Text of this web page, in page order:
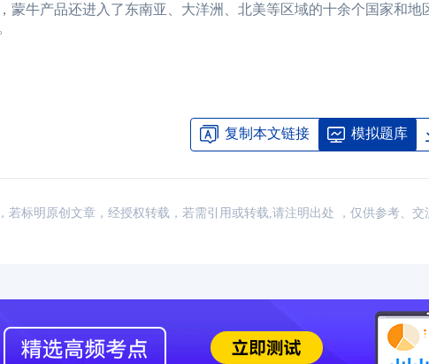
牛产品还进入了东南亚、大洋洲、北美等区域的十余个国家和地
复制本文链接 模拟题库
标明原创文章，经授权转载，若需引用或转载,请注明出处 ，仅供参考、交